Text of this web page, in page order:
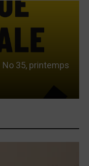
35, printemps